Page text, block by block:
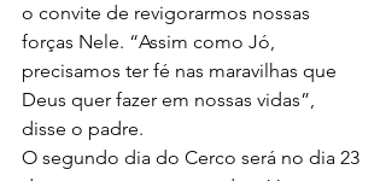
o convite de revigorarmos nossas
forças Nele. “Assim como Jó,
precisamos ter fé nas maravilhas que
Deus quer fazer em nossas vidas”,
disse o padre.
O segundo dia do Cerco será no dia 23